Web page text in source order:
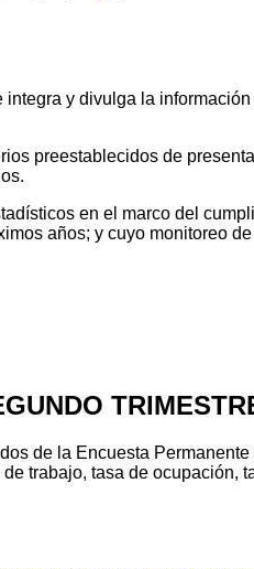
y divulga la
preestablecidos de
en el marco del
años; y cuyo monitoreo
de la Encuesta
trabajo, tasa de